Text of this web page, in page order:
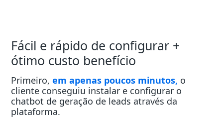
Fácil e rápido de configurar +
ótimo custo benefício
Primeiro, em apenas poucos minutos, o
cliente conseguiu instalar e configurar o
chatbot de geração de leads através da
plataforma.